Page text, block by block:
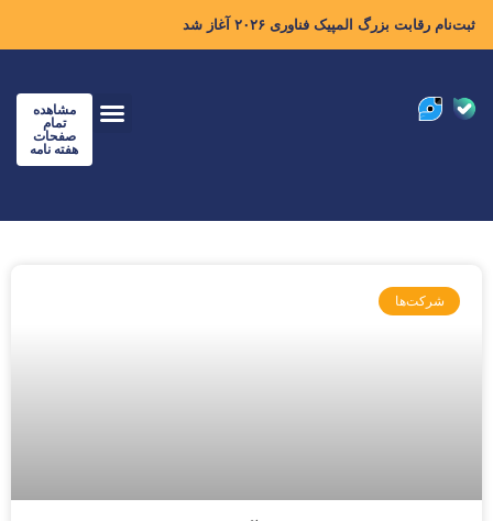
ثبت‌نام رقابت بزرگ المپیک فناوری ۲۰۲۶ آغاز شد
مشاهده
تمام
صفحات
هفته نامه
شرکت‌ها